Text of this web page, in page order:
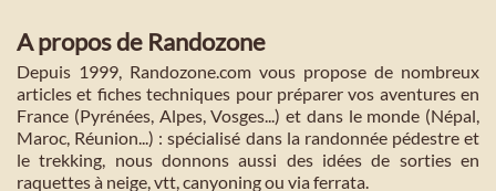
A propos de Randozone
Depuis 1999, Randozone.com vous propose de nombreux
articles et fiches techniques pour préparer vos aventures en
France (Pyrénées, Alpes, Vosges...) et dans le monde (Népal,
Maroc, Réunion...) : spécialisé dans la randonnée pédestre et
le trekking, nous donnons aussi des idées de sorties en
raquettes à neige, vtt, canyoning ou via ferrata.